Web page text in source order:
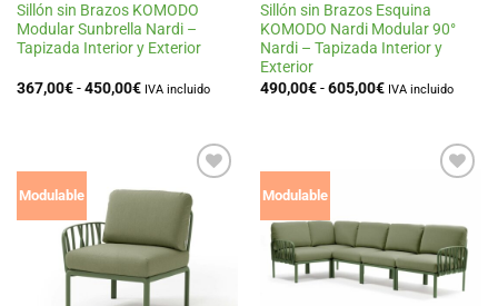
Sillón sin Brazos KOMODO
Modular Sunbrella Nardi –
Tapizada Interior y Exterior
367,00€ - 450,00€Rango
IVA incluido
Sillón sin Brazos Esquina
KOMODO Nardi Modular 90°
Nardi – Tapizada Interior y
Exterior
490,00€ - 605,00€Rango
IVA incluido
Modulable
Añadir
lista
deseos
Modulable
lista
deseos